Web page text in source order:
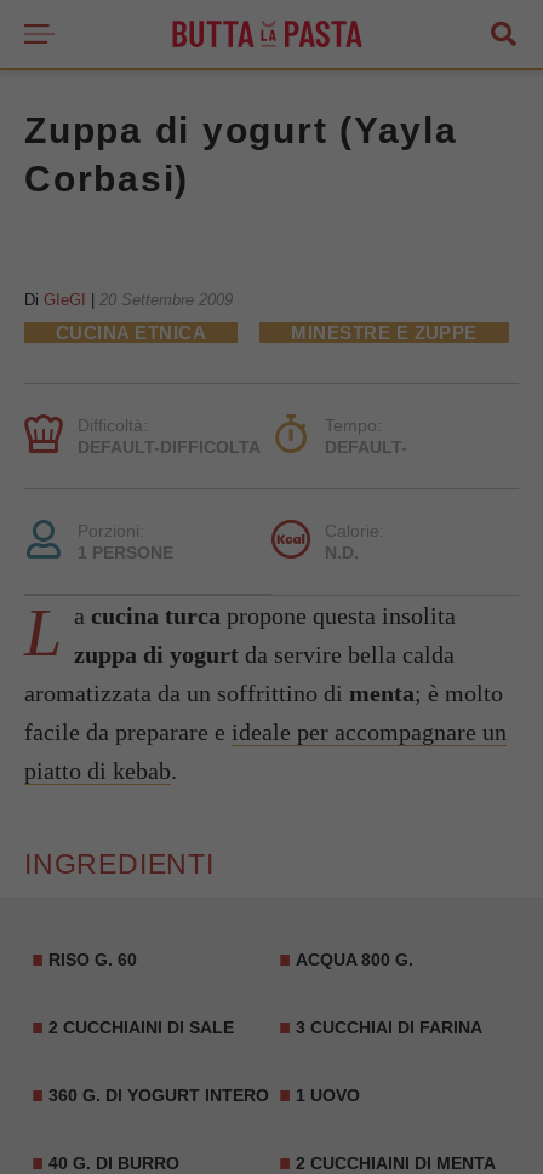
Zuppa di yogurt (Yayla
Corbasi)
Di GIeGI 20 Settembre 2009
CUCINA ETNICA MINESTRE E ZUPPE
Difficoltà:
DEFAULT-DIFFICOLTA
Tempo:
DEFAULT-
Porzioni:
1 PERSONE
Calorie:
N.D.
L a cucina turca propone questa insolita
zuppa di yogurt da servire bella calda
aromatizzata da un soffrittino di menta; è molto
facile da preparare e ideale per accompagnare un
piatto di kebab.
INGREDIENTI
RISO G. 60 ACQUA 800 G.
2 CUCCHIAINI DI SALE 3 CUCCHIAI DI FARINA
360 G. DI YOGURT INTERO 1 UOVO
40 G. DI BURRO 2 CUCCHIAINI DI MENTA